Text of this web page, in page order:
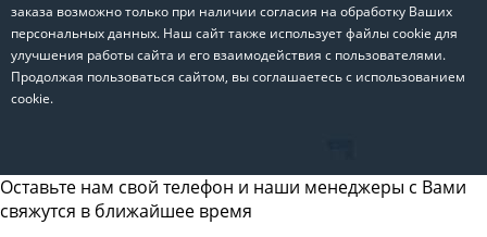
заказа возможно только при наличии согласия на обработку Ваших
персональных данных. Наш сайт также использует файлы cookie для
улучшения работы сайта и его взаимодействия с пользователями.
Продолжая пользоваться сайтом, вы соглашаетесь с использованием
cookie.
Оставьте нам свой телефон и наши менеджеры с Вами
свяжутся в ближайшее время